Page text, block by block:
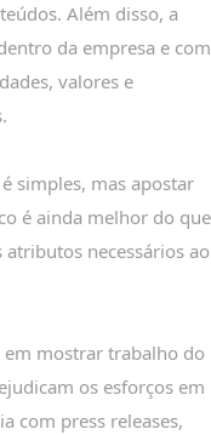
Além disso, a
da empresa e com
valores e
simples, mas apostar
é ainda melhor do que
necessários ao
em mostrar trabalho do
os esforços em
com press releases,